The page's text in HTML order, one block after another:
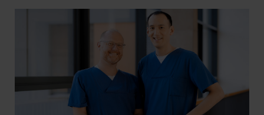
Erkrankung aufmerksam, von der überwiegend Frauen betroffen